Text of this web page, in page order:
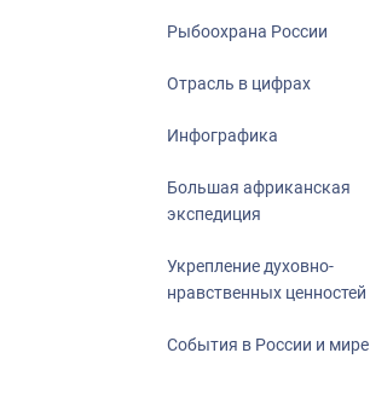
Рыбоохрана России
Отрасль в цифрах
Инфографика
Большая африканская
экспедиция
Укрепление духовно-
нравственных ценностей
События в России и мире